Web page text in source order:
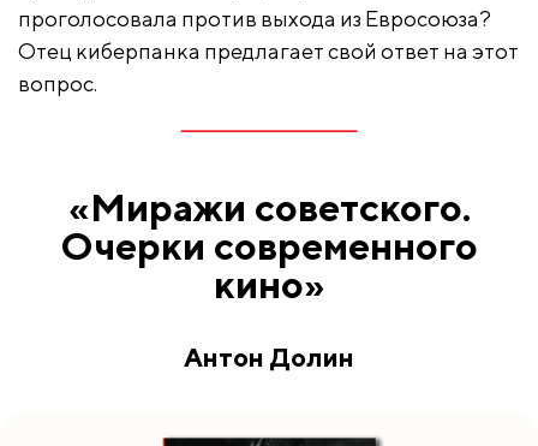
проголосовала против выхода из Евросоюза?
Отец киберпанка предлагает свой ответ на этот
вопрос.
«Миражи советского.
Очерки современного
кино»
Антон Долин